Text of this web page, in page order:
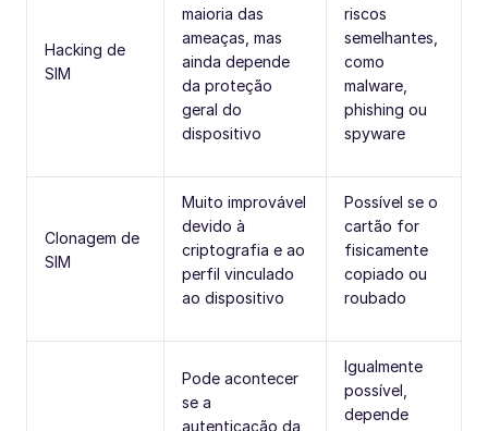
Hacking de
SIM
maioria das
ameaças, mas
ainda depende
da proteção
geral do
dispositivo
riscos
semelhantes,
como
malware,
phishing ou
spyware
Clonagem de
SIM
Muito improvável
devido à
criptografia e ao
perfil vinculado
ao dispositivo
Possível se o
cartão for
fisicamente
copiado ou
roubado
Pode acontecer
se a
autenticação da
Igualmente
possível,
depende